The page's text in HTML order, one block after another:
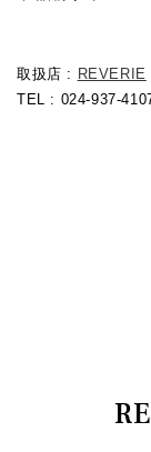
取扱店 : REVERIE
TEL : 024-937-